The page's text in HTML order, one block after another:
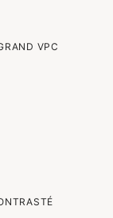
VPC